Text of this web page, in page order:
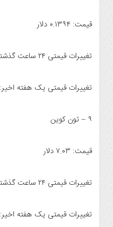
قیمت: ۰.۱۳۹۴ دلار
تغییرات قیمتی ۲۴ ساعت گذشته ۱.۳۲ درصد کاهش
تغییرات قیمتی یک هفته اخیر: ۱۴.۲۵ درصد کاهش
۹ – تون کوین
قیمت: ۷.۰۳ دلار
تغییرات قیمتی ۲۴ ساعت گذشته: ۱.۶۶ درصد افزایش
تغییرات قیمتی یک هفته اخیر: ۵.۶۹ درصد کاهش